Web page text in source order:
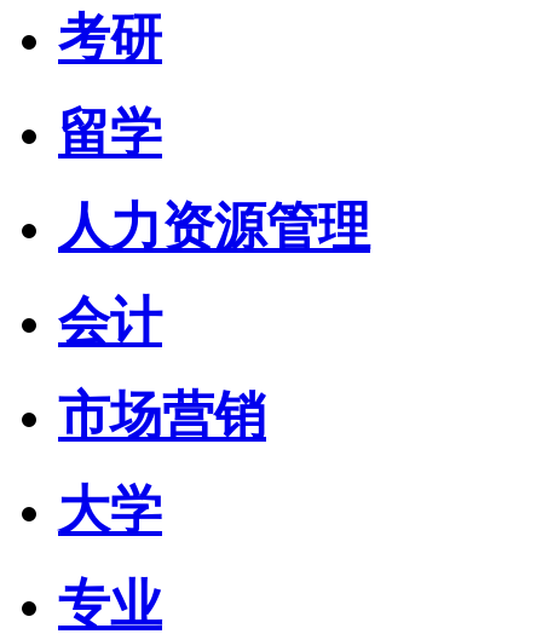
考研
留学
人力资源管理
会计
市场营销
大学
专业